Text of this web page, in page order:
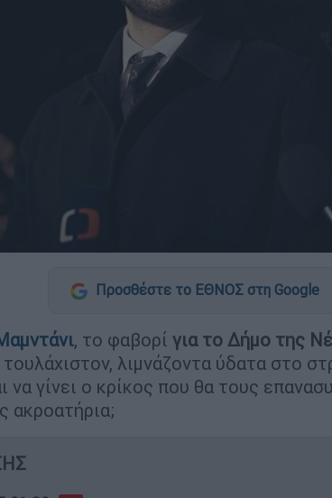
Προσθέστε το ΕΘΝΟΣ στη Google
, το φαβορί για το Δήμο της
τουλάχιστον, λιμνάζοντα ύδατα στο
να γίνει ο κρίκος που θα τους
ακροατήρια;